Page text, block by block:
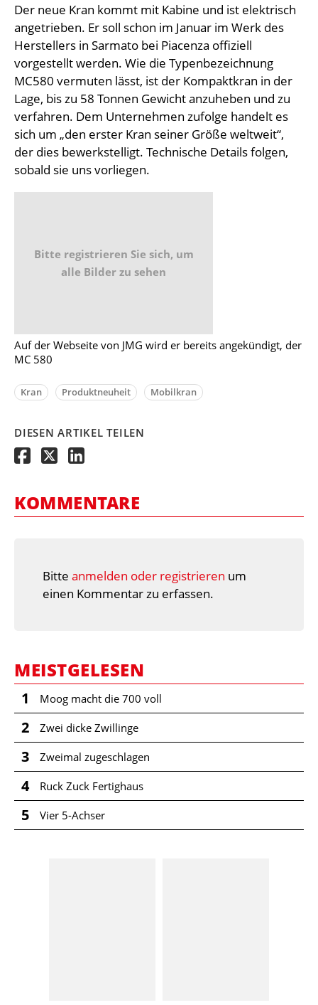
Der neue Kran kommt mit Kabine und ist elektrisch
angetrieben. Er soll schon im Januar im Werk des
Herstellers in Sarmato bei Piacenza offiziell
vorgestellt werden. Wie die Typenbezeichnung
MC580 vermuten lässt, ist der Kompaktkran in der
Lage, bis zu 58 Tonnen Gewicht anzuheben und zu
verfahren. Dem Unternehmen zufolge handelt es
sich um „den erster Kran seiner Größe weltweit“,
der dies bewerkstelligt. Technische Details folgen,
sobald sie uns vorliegen.
Bitte registrieren Sie sich, um
alle Bilder zu sehen
Auf der Webseite von JMG wird er bereits angekündigt, der
MC 580
Kran Produktneuheit Mobilkran
DIESEN ARTIKEL TEILEN
KOMMENTARE
Bitte anmelden oder registrieren um
einen Kommentar zu erfassen.
MEISTGELESEN
1 Moog macht die 700 voll
2 Zwei dicke Zwillinge
3 Zweimal zugeschlagen
4 Ruck Zuck Fertighaus
5 Vier 5-Achser